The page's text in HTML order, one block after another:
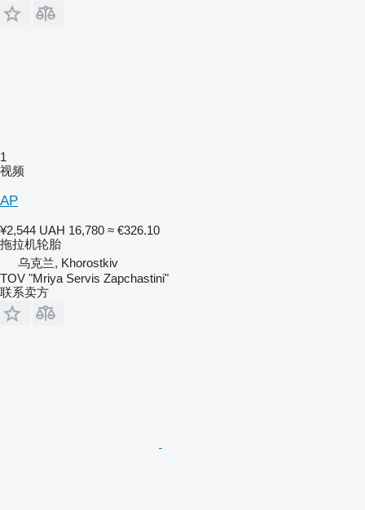
1
视频
AP
¥2,544 UAH 16,780 ≈ €326.10
拖拉机轮胎
乌克兰, Khorostkiv
TOV "Mriya Servis Zapchastini"
联系卖方